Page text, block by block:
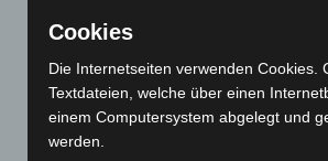
September 2024
August 2024(107)
Juli 2024 (89)
Juni 2024
Cookies
Die Internetseiten verwenden Cookies.
Textdateien, welche über einen
einem Computersystem abgelegt und
werden.